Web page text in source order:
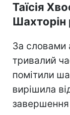
Таїсія
Шахторін
За словами
тривалий
помітили
вирішила
завершення